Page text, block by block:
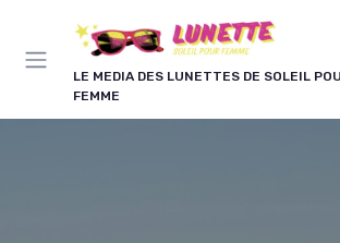
LE MEDIA DES LUNETTES DE SOLEIL
FEMME